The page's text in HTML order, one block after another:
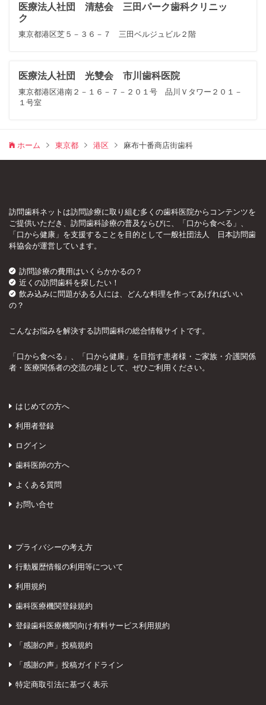
医療法人社団 清慈会 三田パーク歯科クリニッ
ク
東京都港区芝５－３６－７ 三田ベルジュビル２階
医療法人社団 光雙会 市川歯科医院
東京都港区港南２－１６－７－２０１号 品川Ｖタワー２０１－
１号室
ホーム 東京都 港区 麻布十番商店街歯科
訪問歯科ネットは訪問診療に取り組む多くの歯科医院からコンテンツを
ご提供いただき、訪問歯科診療の普及ならびに、「口から食べる」、
「口から健康」を支援することを目的として一般社団法人 日本訪問歯
科協会が運営しています。
訪問診療の費用はいくらかかるの？
近くの訪問歯科を探したい！
飲み込みに問題がある人には、どんな料理を作ってあげればいい
の？
こんなお悩みを解決する訪問歯科の総合情報サイトです。
「口から食べる」、「口から健康」を目指す患者様・ご家族・介護関係
者・医療関係者の交流の場として、ぜひご利用ください。
はじめての方へ
利用者登録
ログイン
歯科医師の方へ
よくある質問
お問い合せ
プライバシーの考え方
行動履歴情報の利用等について
利用規約
歯科医療機関登録規約
登録歯科医療機関向け有料サービス利用規約
「感謝の声」投稿規約
「感謝の声」投稿ガイドライン
特定商取引法に基づく表示